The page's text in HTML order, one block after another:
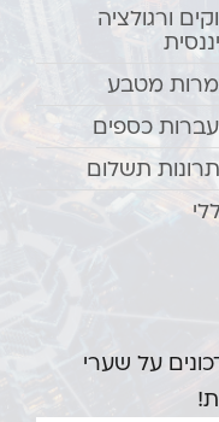
ורגולציה
מטבע
כספים
תשלום
על שערי